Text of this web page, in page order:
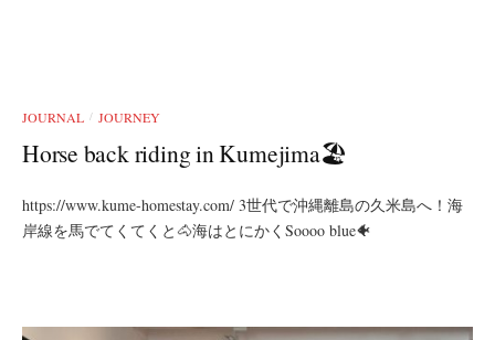
JOURNAL / JOURNEY
Horse back riding in Kumejima🏖
https://www.kume-homestay.com/ 3世代で沖縄離島の久米島へ！海
岸線を馬でてくてくと🐴海はとにかくSoooo blue🐠